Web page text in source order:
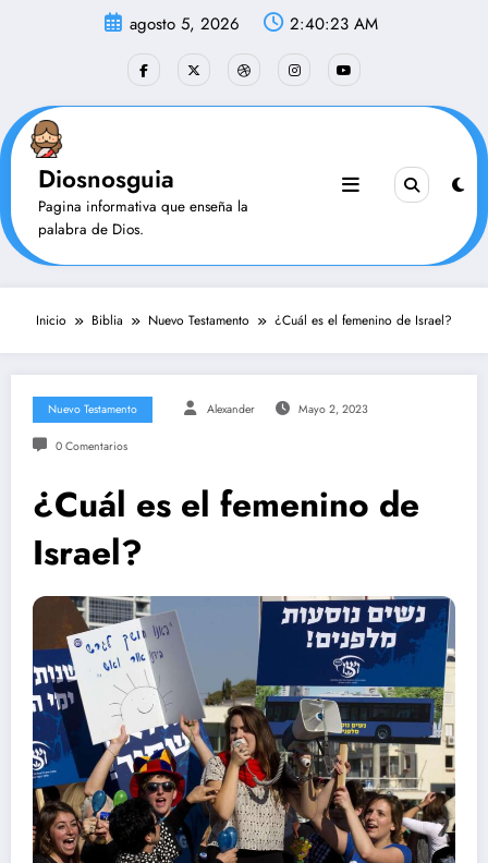
agosto 5, 2026 2:40:23 AM
Diosnosguia
Pagina informativa que enseña la
palabra de Dios.
Inicio Biblia Nuevo Testamento ¿Cuál es el femenino de Israel?
Nuevo Testamento Alexander Mayo 2, 2023
0 Comentarios
¿Cuál es el femenino de
Israel?